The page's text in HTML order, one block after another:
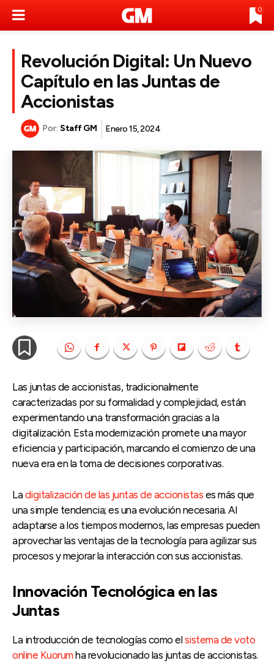
0
Revolución Digital: Un Nuevo
Capítulo en las Juntas de
Accionistas
Por: Staff GM Enero 15, 2024
Las juntas de accionistas, tradicionalmente
caracterizadas por su formalidad y complejidad, están
experimentando una transformación gracias a la
digitalización. Esta modernización promete una mayor
eficiencia y participación, marcando el comienzo de una
nueva era en la toma de decisiones corporativas.
Ladigitalización de las juntas de accionistas es más que
una simple tendencia; es una evolución necesaria. Al
adaptarse a los tiempos modernos, las empresas pueden
aprovechar las ventajas de la tecnología para agilizar sus
procesos y mejorar la interacción con sus accionistas.
Innovación Tecnológica en las
Juntas
La introducción de tecnologías como elsistema de voto
online Kuorum ha revolucionado las juntas de accionistas.